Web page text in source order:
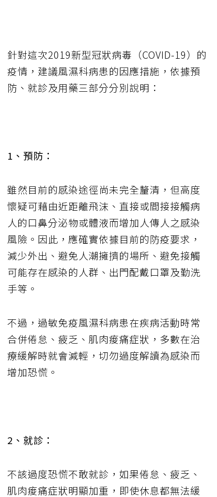
針對這次2019新型冠狀病毒（COVID-19）的
疫情，建議風濕科病患的因應措施，依據預
防、就診及用藥三部分分別說明：
1、預防：
雖然目前的感染途徑尚未完全釐清，但高度
懷疑可藉由近距離飛沫、直接或間接接觸病
人的口鼻分泌物或體液而增加人傳人之感染
風險。因此，應確實依據目前的防疫要求，
減少外出、避免人潮擁擠的場所、避免接觸
可能存在感染的人群、出門配戴口罩及勤洗
手等。
不過，過敏免疫風濕科病患在疾病活動時常
合併倦怠、疲乏、肌肉痠痛症狀，多數在治
療緩解時就會減輕，切勿過度解讀為感染而
增加恐慌。
2、就診：
不該過度恐慌不敢就診，如果倦怠、疲乏、
肌肉痠痛症狀明顯加重，即使休息都無法緩